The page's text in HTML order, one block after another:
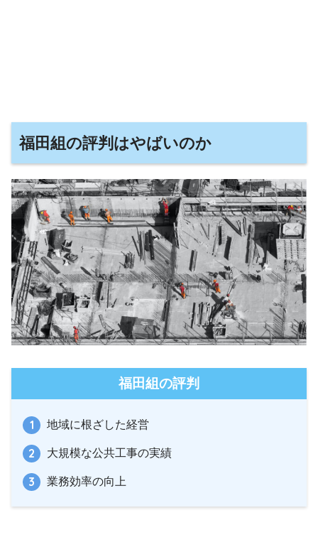
福田組の評判はやばいのか
福田組の評判
地域に根ざした経営
大規模な公共工事の実績
業務効率の向上